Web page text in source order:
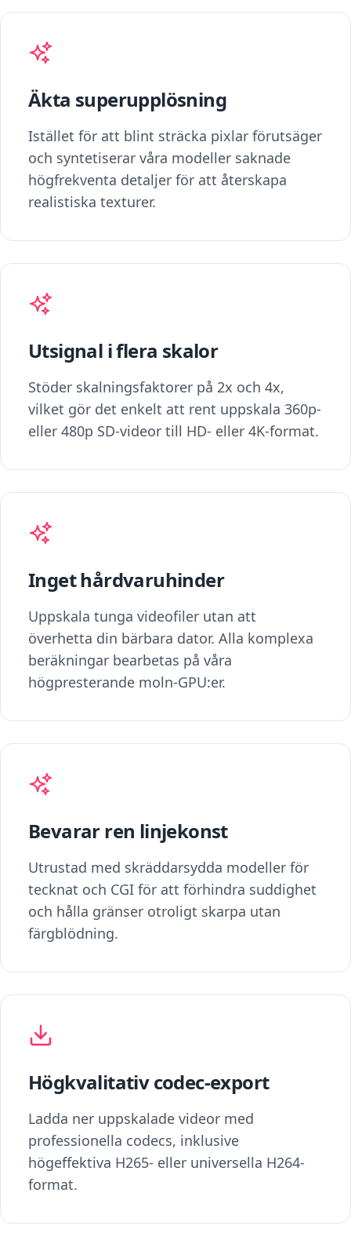
Äkta superupplösning
Istället för att blint sträcka pixlar förutsäger
och syntetiserar våra modeller saknade
högfrekventa detaljer för att återskapa
realistiska texturer.
Utsignal i flera skalor
Stöder skalningsfaktorer på 2x och 4x,
vilket gör det enkelt att rent uppskala 360p-
eller 480p SD-videor till HD- eller 4K-format.
Inget hårdvaruhinder
Uppskala tunga videofiler utan att
överhetta din bärbara dator. Alla komplexa
beräkningar bearbetas på våra
högpresterande moln-GPU:er.
Bevarar ren linjekonst
Utrustad med skräddarsydda modeller för
tecknat och CGI för att förhindra suddighet
och hålla gränser otroligt skarpa utan
färgblödning.
Högkvalitativ codec-export
Ladda ner uppskalade videor med
professionella codecs, inklusive
högeffektiva H265- eller universella H264-
format.